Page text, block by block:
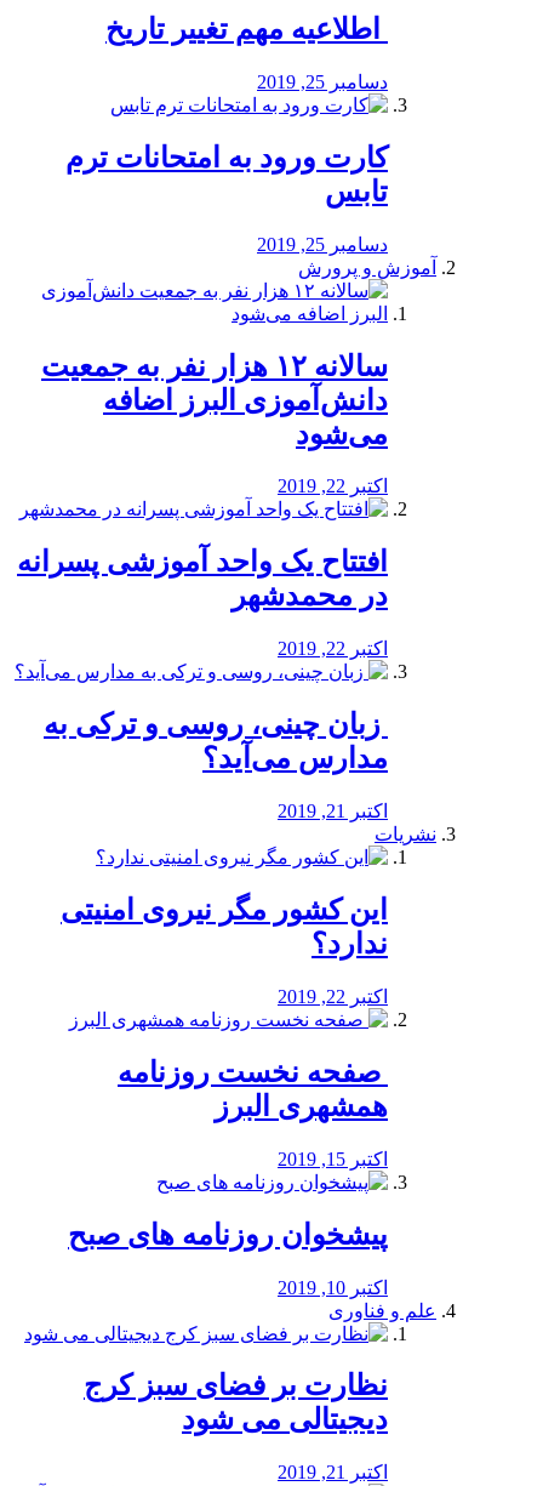
️ اطلاعیه مهم تغییر تاریخ
دسامبر 25, 2019
کارت ورود به امتحانات ترم
تابس
دسامبر 25, 2019
آموزش و پرورش
️سالانه ۱۲ هزار نفر به جمعیت
دانش‌آموزی البرز اضافه
می‌شود
اکتبر 22, 2019
افتتاح یک واحد آموزشی پسرانه
در محمدشهر
اکتبر 22, 2019
️ زبان چینی، روسی و ترکی به
مدارس می‌آید؟
اکتبر 21, 2019
نشریات
این کشور مگر نیروی امنیتی
ندارد؟
اکتبر 22, 2019
️ صفحه نخست روزنامه‌
همشهری البرز
اکتبر 15, 2019
پیشخوان روزنامه های صبح
اکتبر 10, 2019
علم و فناوری
نظارت بر فضای سبز کرج
دیجیتالی می شود
اکتبر 21, 2019